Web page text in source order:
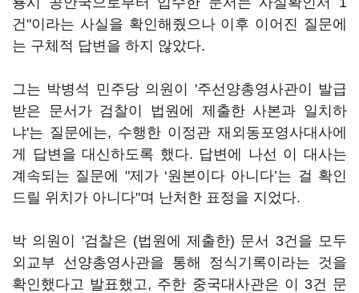
건"이라는 사실을 확인해줬으나 이후 이어진 질문에
는 구체적 답변을 하지 않았다.
그는 박병석 민주당 의원이 '주선양총영사관이 발급
받은 문서가 검찰이 법원에 제출한 사본과 일치하
냐'는 질문에는, 수행한 이정관 재외동포영사대사에
게 답변을 대신하도록 했다. 답변에 나선 이 대사는
계속되는 질문에 "제가 ‘원본이다 아니다’는 걸 확인
드릴 위치가 아니다"며 난처한 표정을 지었다.
박 의원이 '검찰은 (법원에 제출한) 문서 3건을 모두
외교부 선양총영사관을 통해 정식기록이라는 것을
확인했다고 발표했고, 주한 중국대사관은 이 3건 문